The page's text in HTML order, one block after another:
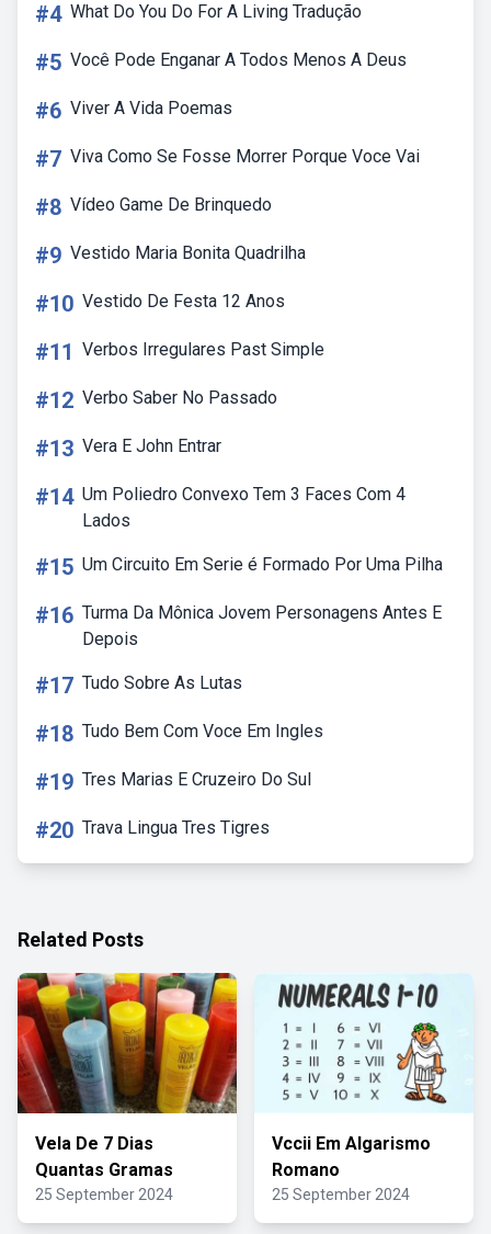
#4 What Do You Do For A Living Tradução
#5 Você Pode Enganar A Todos Menos A Deus
#6 Viver A Vida Poemas
#7 Viva Como Se Fosse Morrer Porque Voce Vai
#8 Vídeo Game De Brinquedo
#9 Vestido Maria Bonita Quadrilha
#10 Vestido De Festa 12 Anos
#11 Verbos Irregulares Past Simple
#12 Verbo Saber No Passado
#13 Vera E John Entrar
#14 Um Poliedro Convexo Tem 3 Faces Com 4
Lados
#15 Um Circuito Em Serie é Formado Por Uma Pilha
#16 Turma Da Mônica Jovem Personagens Antes E
Depois
#17 Tudo Sobre As Lutas
#18 Tudo Bem Com Voce Em Ingles
#19 Tres Marias E Cruzeiro Do Sul
#20 Trava Lingua Tres Tigres
Related Posts
Vela De 7 Dias
Quantas Gramas
25 September 2024
Vccii Em Algarismo
Romano
25 September 2024